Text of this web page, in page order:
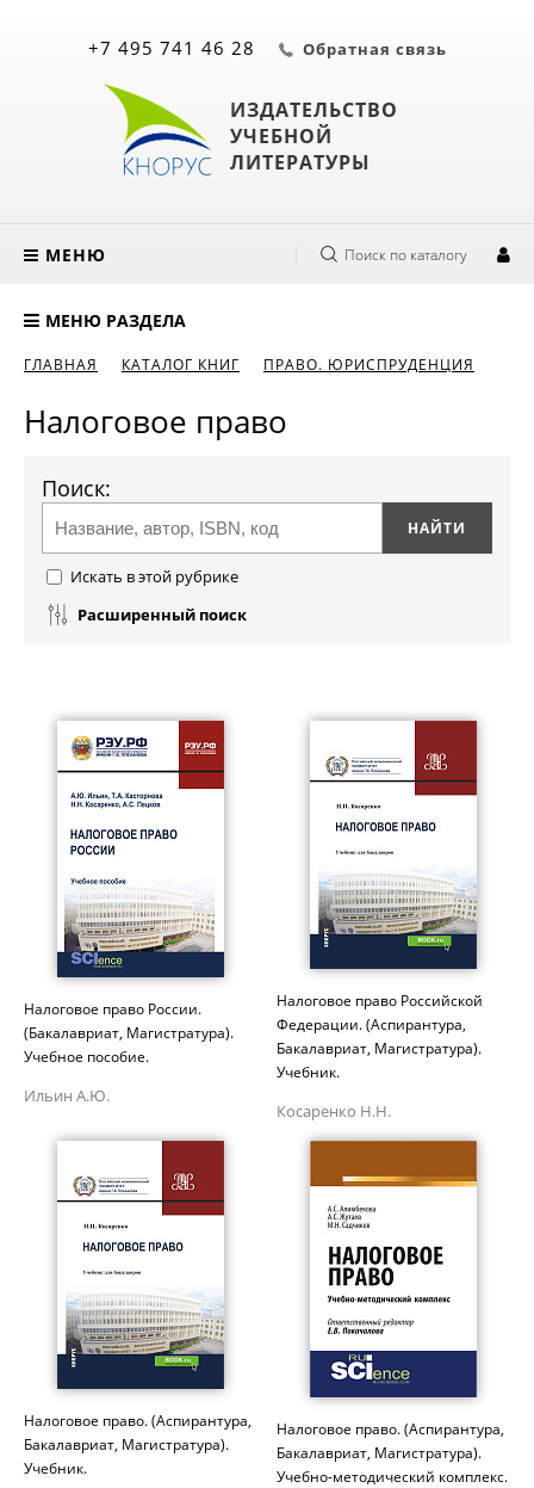
ИЗДАТЕЛЬСТВО
УЧЕБНОЙ
ЛИТЕРАТУРЫ
+7 495 741 46 28 Обратная связь
МЕНЮ Поиск по каталогу
МЕНЮ РАЗДЕЛА
ГЛАВНАЯ КАТАЛОГ КНИГ ПРАВО. ЮРИСПРУДЕНЦИЯ
Налоговое право
Поиск:
Искать в этой рубрике
Расширенный поиск
Налоговое право России.
(Бакалавриат, Магистратура).
Учебное пособие.
Ильин А.Ю.
Налоговое право Российской
Федерации. (Аспирантура,
Бакалавриат, Магистратура).
Учебник.
Косаренко Н.Н.
Налоговое право. (Аспирантура,
Бакалавриат, Магистратура).
Учебник.
Налоговое право. (Аспирантура,
Бакалавриат, Магистратура).
Учебно-методический комплекс.